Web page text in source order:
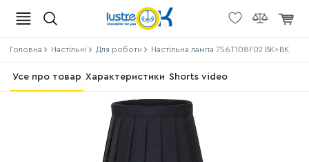
Головна Настільні Для роботи Настільна лампа 756T108F02 BK+BK
Усе про товар Характеристики Shorts video